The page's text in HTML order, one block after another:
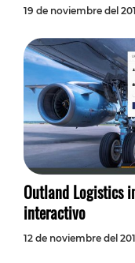
19 de noviembre del
Outland Logistics
interactivo
12 de noviembre del